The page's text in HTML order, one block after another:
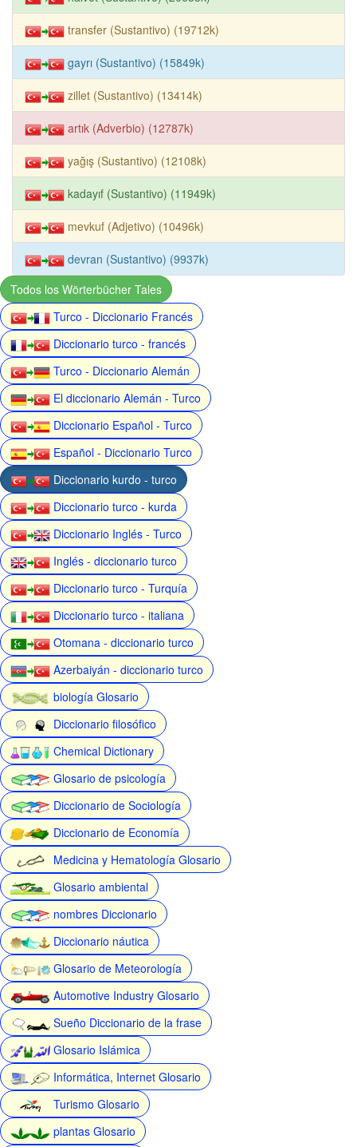
transfer (Sustantivo) (19712k)
gayrı (Sustantivo) (15849k)
zillet (Sustantivo) (13414k)
artık (Adverbio) (12787k)
yağış (Sustantivo) (12108k)
kadayıf (Sustantivo) (11949k)
mevkuf (Adjetivo) (10496k)
devran (Sustantivo) (9937k)
Todos los Wörterbücher Tales
Turco - Diccionario Francés
Diccionario turco - francés
Turco - Diccionario Alemán
El diccionario Alemán - Turco
Diccionario Español - Turco
Español - Diccionario Turco
Diccionario kurdo - turco
Diccionario turco - kurda
Diccionario Inglés - Turco
Inglés - diccionario turco
Diccionario turco - Turquía
Diccionario turco - italiana
Otomana - diccionario turco
Azerbaiyán - diccionario turco
biología Glosario
Diccionario filosófico
Chemical Dictionary
Glosario de psicología
Diccionario de Sociología
Diccionario de Economía
Medicina y Hematología Glosario
Glosario ambiental
nombres Diccionario
Diccionario náutica
Glosario de Meteorología
Automotive Industry Glosario
Sueño Diccionario de la frase
Glosario Islámica
Informática, Internet Glosario
Turismo Glosario
plantas Glosario